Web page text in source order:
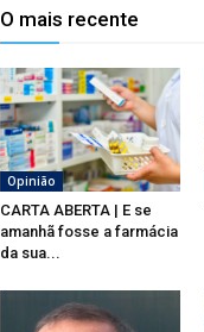
O mais recente
Opinião
CARTA ABERTA | E se
amanhã fosse a farmácia
da sua...